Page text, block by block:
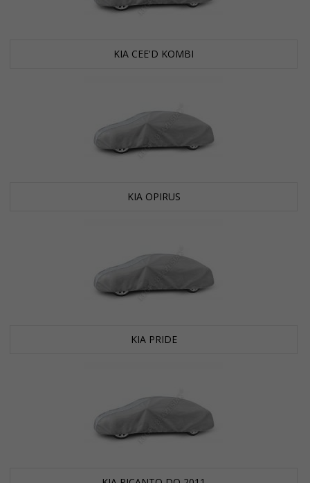
KIA CEE'D KOMBI
KIA OPIRUS
KIA PRIDE